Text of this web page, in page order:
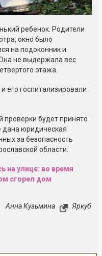
ребенок. Родители
окно было
на подоконник и
не выдержала вес
этажа.
его госпитализировали
проверки будет принято
дана юридическая
за безопасность
области.
на улице: во время
сгорел дом
Анна Кузьмина Яркуб